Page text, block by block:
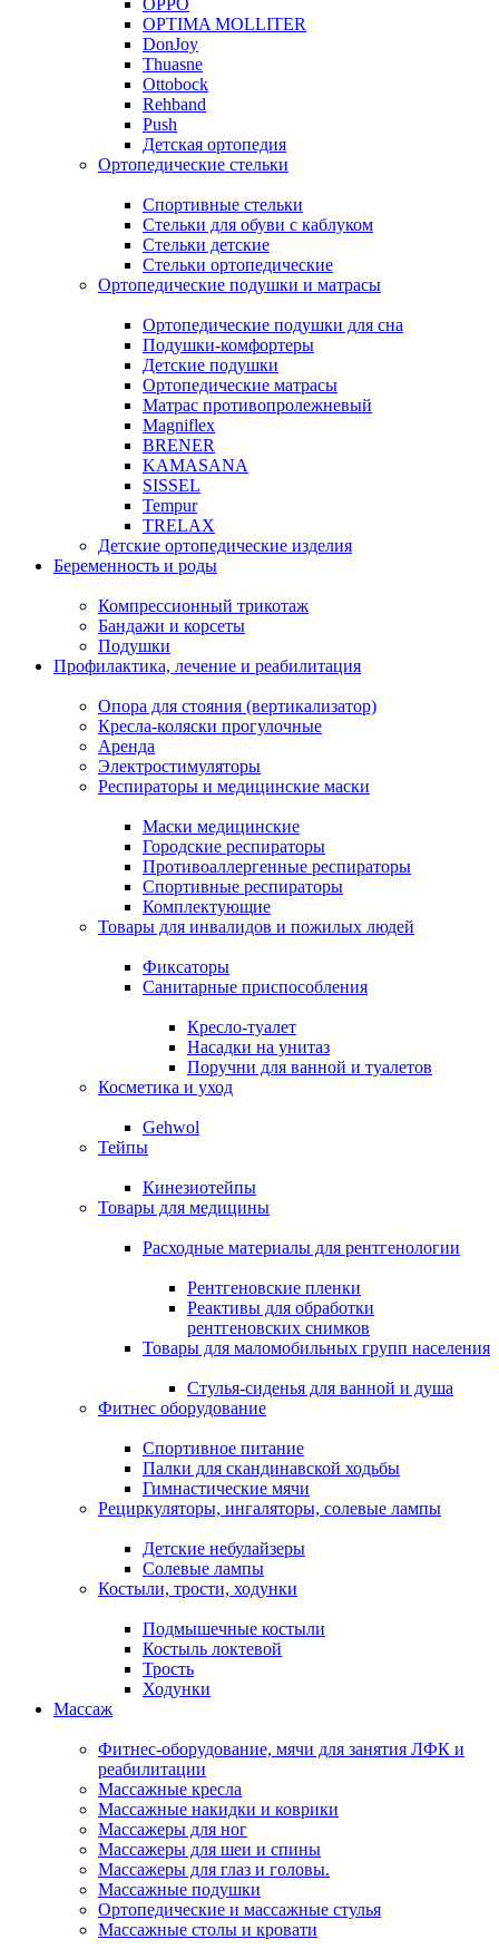
OPPO
OPTIMA MOLLITER
DonJoy
Thuasne
Ottobock
Rehband
Push
Детская ортопедия
Ортопедические стельки
Спортивные стельки
Стельки для обуви с каблуком
Стельки детские
Стельки ортопедические
Ортопедические подушки и матрасы
Ортопедические подушки для сна
Подушки-комфортеры
Детские подушки
Ортопедические матрасы
Матрас противопролежневый
Magniflex
BRENER
KAMASANA
SISSEL
Tempur
TRELAX
Детские ортопедические изделия
Беременность и роды
Компрессионный трикотаж
Бандажи и корсеты
Подушки
Профилактика, лечение и реабилитация
Опора для стояния (вертикализатор)
Кресла-коляски прогулочные
Аренда
Электростимуляторы
Респираторы и медицинские маски
Маски медицинские
Городские респираторы
Противоаллергенные респираторы
Спортивные респираторы
Комплектующие
Товары для инвалидов и пожилых людей
Фиксаторы
Санитарные приспособления
Кресло-туалет
Насадки на унитаз
Поручни для ванной и туалетов
Косметика и уход
Gehwol
Тейпы
Кинезиотейпы
Товары для медицины
Расходные материалы для рентгенологии
Рентгеновские пленки
Реактивы для обработки
рентгеновских снимков
Товары для маломобильных групп населения
Стулья-сиденья для ванной и душа
Фитнес оборудование
Спортивное питание
Палки для скандинавской ходьбы
Гимнастические мячи
Рециркуляторы, ингаляторы, солевые лампы
Детские небулайзеры
Солевые лампы
Костыли, трости, ходунки
Подмышечные костыли
Костыль локтевой
Трость
Ходунки
Массаж
Фитнес-оборудование, мячи для занятия ЛФК и
реабилитации
Массажные кресла
Массажные накидки и коврики
Массажеры для ног
Массажеры для шеи и спины
Массажеры для глаз и головы.
Массажные подушки
Ортопедические и массажные стулья
Массажные столы и кровати